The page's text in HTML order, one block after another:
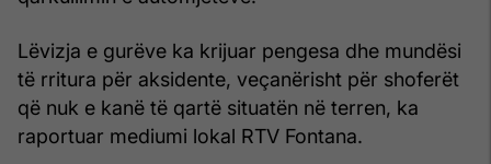
Lëvizja e gurëve ka krijuar pengesa dhe mundësi
të rritura për aksidente, veçanërisht për shoferët
që nuk e kanë të qartë situatën në terren, ka
raportuar mediumi lokal RTV Fontana.